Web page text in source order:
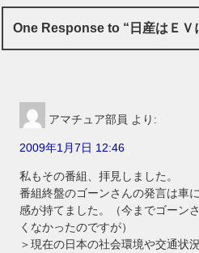
One Response to “日産はＥＶ
アマチュア部員 より:
2009年1月7日 12:46
私もその番組、拝見しました。
番組終盤のゴーンさんの発言は車
感が持てました。（今までゴーン
くなかったのですが）
＞現在の日本の社会環境や交通状